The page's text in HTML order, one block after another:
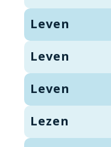
Leven
Leven
Leven
Lezen